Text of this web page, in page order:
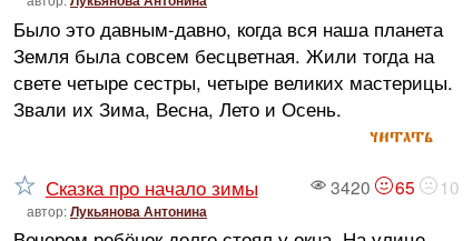
Было это давным-давно, когда вся наша планета
Земля была совсем бесцветная. Жили тогда на
свете четыре сестры, четыре великих мастерицы.
Звали их Зима, Весна, Лето и Осень.
читать
3420 65 10
Сказка про начало зимы
автор:Лукьянова Антонина